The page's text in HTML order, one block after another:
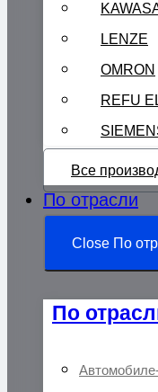
LENZE
OMRON
REFU
Все
По отрасли
Close По
По